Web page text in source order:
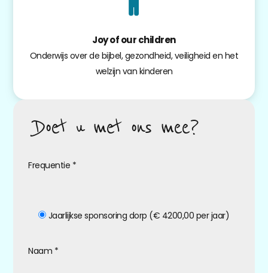
Joy of our children
Onderwijs over de bijbel, gezondheid, veiligheid en het
welzijn van kinderen
Doet u met ons mee?
Frequentie *
Jaarlijkse sponsoring dorp (€ 4200,00 per jaar)
Naam *